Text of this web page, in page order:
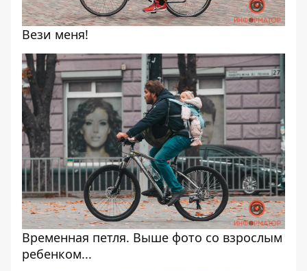
Вези меня!
Временная петля. Выше фото со взрослым
ребенком...